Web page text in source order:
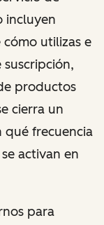
incluyen
utilizas e
productos
cierra un
qué frecuencia
activan en
para